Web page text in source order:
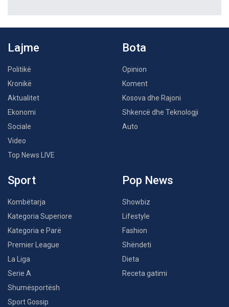
Lajme
Politikë
Kronikë
Aktualitet
Ekonomi
Sociale
Video
Top News LIVE
Bota
Opinion
Koment
Kosova dhe Rajoni
Shkencë dhe Teknologji
Auto
Sport
Kombëtarja
Kategoria Superiore
Kategoria e Parë
Premier League
La Liga
Serie A
Shumësportësh
Sport Gossip
Pop News
Showbiz
Lifestyle
Fashion
Shëndeti
Dieta
Receta gatimi